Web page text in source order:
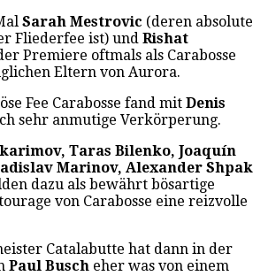
Sarah Mestrovic (deren absolute
Fliederfee ist) und Rishat
Premiere oftmals als Carabosse
Eltern von Aurora.
Fee Carabosse fand mit Denis
sehr anmutige Verkörperung.
Taras Bilenko, Joaquín
Marinov, Alexander Shpak
dazu als bewährt bösartige
von Carabosse eine reizvolle
Catalabutte hat dann in der
Paul Busch eher was von einem